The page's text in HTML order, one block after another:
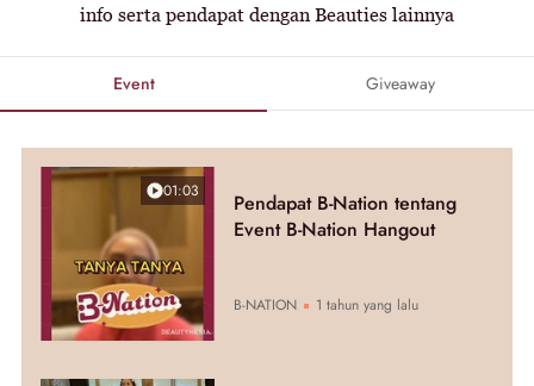
info serta pendapat dengan Beauties lainnya
Event Giveaway
01:03
Pendapat B-Nation tentang
Event B-Nation Hangout
B-NATION 1 tahun yang lalu